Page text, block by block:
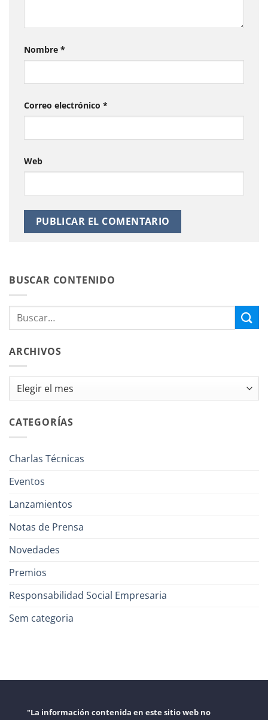
Nombre *
Correo electrónico *
Web
BUSCAR CONTENIDO
ARCHIVOS
Archivos
CATEGORÍAS
Charlas Técnicas
Eventos
Lanzamientos
Notas de Prensa
Novedades
Premios
Responsabilidad Social Empresaria
Sem categoria
"La información contenida en este sitio web no